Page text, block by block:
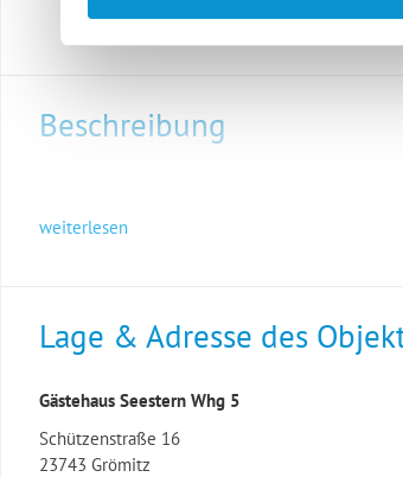
Beschreibung
weiterlesen
Lage & Adresse des
Gästehaus Seestern Whg 5
Schützenstraße 16
23743 Grömitz